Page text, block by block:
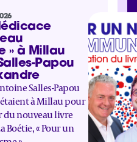
» à Millau
Papou
Salles-Papou
à Millau pour
nouveau livre
Boétie, « Pour un